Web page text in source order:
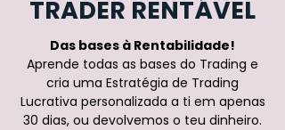
TRADER RENTÁVEL
Das bases à Rentabilidade!
Aprende todas as bases do Trading e
cria uma Estratégia de Trading
Lucrativa personalizada a ti em apenas
30 dias, ou devolvemos o teu dinheiro.